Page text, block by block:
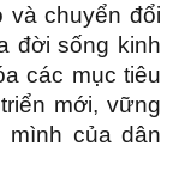
và chuyển đổi
đời sống kinh
các mục tiêu
mới, vững
của dân